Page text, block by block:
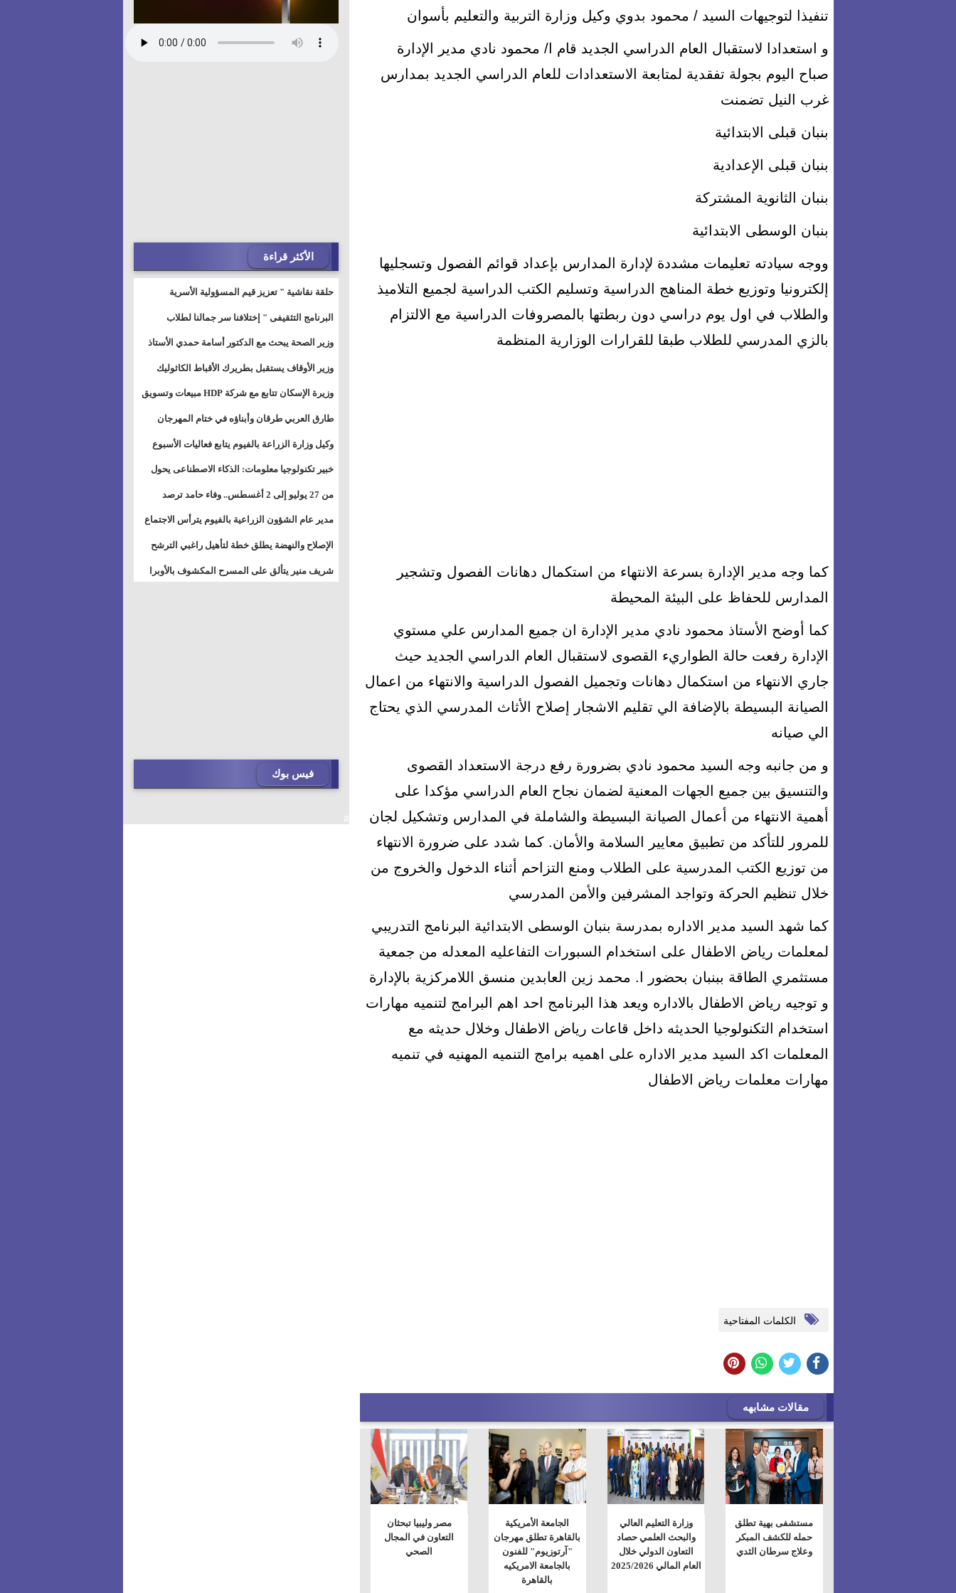
تنفيذا لتوجيهات السيد / محمود بدوي وكيل وزارة التربية والتعليم بأسوان
و استعدادا لاستقبال العام الدراسي الجديد قام ا/ محمود نادي مدير الإدارة
صباح اليوم بجولة تفقدية لمتابعة الاستعدادات للعام الدراسي الجديد بمدارس
غرب النيل تضمنت
بنبان قبلى الابتدائية
بنبان قبلى الإعدادية
بنبان الثانوية المشتركة
بنبان الوسطى الابتدائية
ووجه سيادته تعليمات مشددة لإدارة المدارس بإعداد قوائم الفصول وتسجليها
إلكترونيا وتوزيع خطة المناهج الدراسية وتسليم الكتب الدراسية لجميع التلاميذ
والطلاب في اول يوم دراسي دون ربطتها بالمصروفات الدراسية مع الالتزام
بالزي المدرسي للطلاب طبقا للقرارات الوزارية المنظمة
كما وجه مدير الإدارة بسرعة الانتهاء من استكمال دهانات الفصول وتشجير
المدارس للحفاظ على البيئة المحيطة
كما أوضح الأستاذ محمود نادي مدير الإدارة ان جميع المدارس علي مستوي
الإدارة رفعت حالة الطواريء القصوى لاستقبال العام الدراسي الجديد حيث
جاري الانتهاء من استكمال دهانات وتجميل الفصول الدراسية والانتهاء من اعمال
الصيانة البسيطة بالإضافة الي تقليم الاشجار إصلاح الأثاث المدرسي الذي يحتاج
الي صيانه
و من جانبه وجه السيد محمود نادي بضرورة رفع درجة الاستعداد القصوى
والتنسيق بين جميع الجهات المعنية لضمان نجاح العام الدراسي مؤكدا على
أهمية الانتهاء من أعمال الصيانة البسيطة والشاملة في المدارس وتشكيل لجان
للمرور للتأكد من تطبيق معايير السلامة والأمان. كما شدد على ضرورة الانتهاء
من توزيع الكتب المدرسية على الطلاب ومنع التزاحم أثناء الدخول والخروج من
خلال تنظيم الحركة وتواجد المشرفين والأمن المدرسي
كما شهد السيد مدير الاداره بمدرسة بنبان الوسطى الابتدائية البرنامج التدريبي
لمعلمات رياض الاطفال على استخدام السبورات التفاعليه المعدله من جمعية
مستثمري الطاقة ببنبان بحضور ا. محمد زين العابدين منسق اللامركزية بالإدارة
و توجيه رياض الاطفال بالاداره ويعد هذا البرنامج احد اهم البرامج لتنميه مهارات
استخدام التكنولوجيا الحديثه داخل قاعات رياض الاطفال وخلال حديثه مع
المعلمات اكد السيد مدير الاداره على اهميه برامج التنميه المهنيه في تنميه
مهارات معلمات رياض الاطفال
الكلمات المفتاحية
مقالات مشابهه
مستشفى بهية تطلق
حمله للكشف المبكر
وعلاج سرطان الثدي
وزارة التعليم العالي
والبحث العلمي حصاد
التعاون الدولي خلال
العام المالي 2025/2026
الجامعة الأمريكية
بالقاهرة تطلق مهرجان
"آرتوزيوم" للفنون
بالجامعة الامريكيه
بالقاهرة
مصر وليبيا تبحثان
التعاون في المجال
الصحي
الأكثر قراءة
حلقة نقاشية " تعزيز قيم المسؤولية الأسرية
البرنامج التثقيفى " إختلافنا سر جمالنا لطلاب
وطالبات ذوى الهمهم" بمدارس التربية الخاصة
وزير الصحة يبحث مع الدكتور أسامة حمدي الأستاذ
بجامعة هارفارد توسيع برامج التوعية بمرض السكري
وزير الأوقاف يستقبل بطريرك الأقباط الكاثوليك
وزيرة الإسكان تتابع مع شركة HDP مبيعات وتسويق
مشروعات المدن الجديدة
طارق العربي طرقان وأبناؤه في ختام المهرجان
الصيفي للموسيقى والغناء بالمسرح المكشوف
وكيل وزارة الزراعة بالفيوم يتابع فعاليات الأسبوع
خبير تكنولوجيا معلومات: الذكاء الاصطناعى يحول
المستخدم إلى سلعة فى اقتصاد الانتباه
من 27 يوليو إلى 2 أغسطس.. وفاء حامد ترصد
تأثيرات أقوى الاتصالات الفلكية على الأبراج
مدير عام الشؤون الزراعية بالفيوم يترأس الاجتماع
الدوري لمتابعة الحصر الحيازي الجديدة
الإصلاح والنهضة يطلق خطة لتأهيل راغبي الترشح
للمجالس الشعبية المحلية ويستعرض خطط أماناته
بالمحافظات
شريف منير يتألق على المسرح المكشوف بالأوبرا
فيس بوك
a